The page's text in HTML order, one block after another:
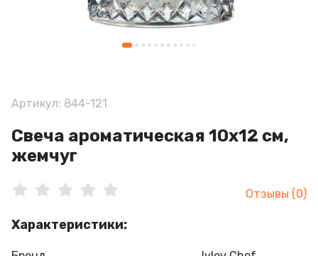
Артикул: 844-121
Свеча ароматическая 10х12 см,
жемчуг
Отзывы (0)
Характеристики: